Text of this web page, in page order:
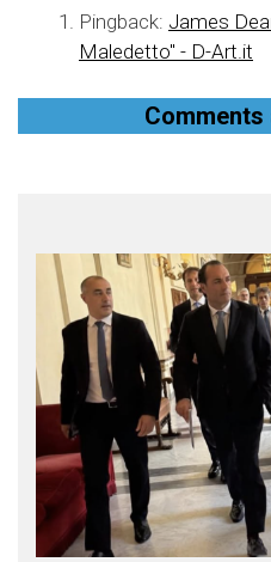
Pingback: James
Maledetto" - D-Art.it